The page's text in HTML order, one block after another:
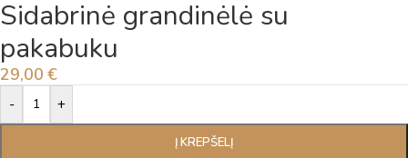
Sidabrinė grandinėlė su
pakabuku
29,00 €
- +
Į KREPŠELĮ
Alternative: